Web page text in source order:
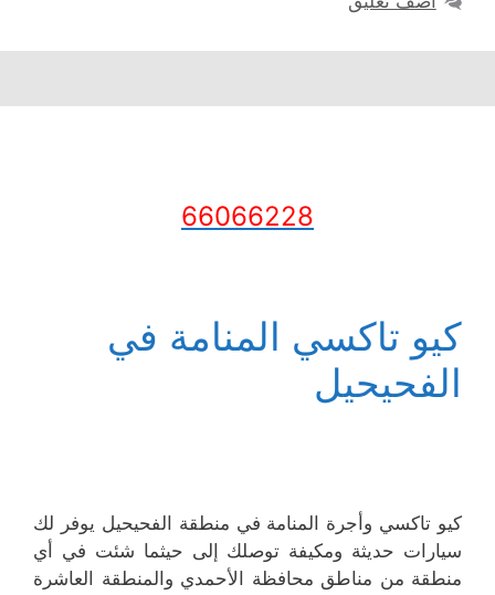
66066228
كيو تاكسي المنامة في
الفحيحيل
كيو تاكسي وأجرة المنامة في منطقة الفحيحيل يوفر لك
سيارات حديثة ومكيفة توصلك إلى حيثما شئت في أي
منطقة من مناطق محافظة الأحمدي والمنطقة العاشرة